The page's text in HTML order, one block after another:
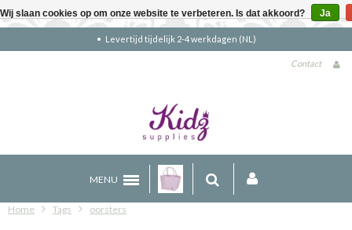
Levertijd tijdelijk 2-4 werkdagen (NL)
Contact
MENU
Home Tags oorsters
Wij slaan cookies op om onze website te verbeteren. Is dat akkoord? Ja